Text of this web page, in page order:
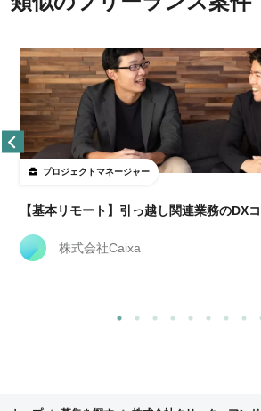
プロジェクトマネージャー
【基本リモート】引っ越し関連業務のDX
株式会社Caixa